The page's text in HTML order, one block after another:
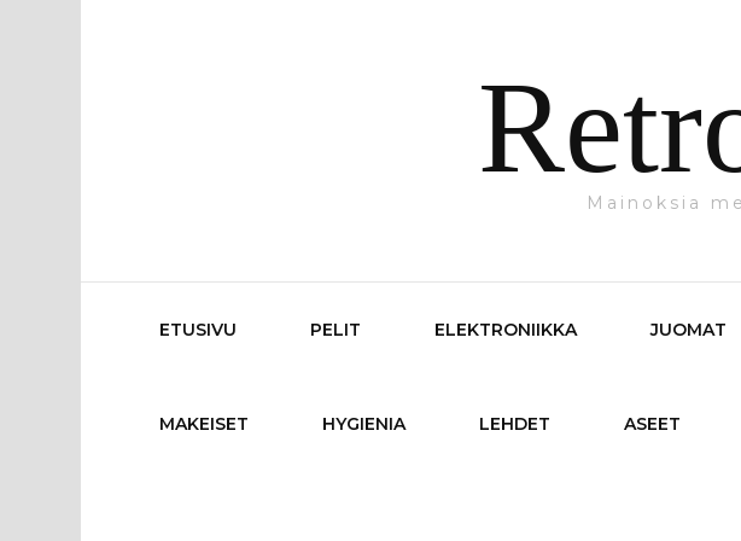
Mainoksia
ETUSIVU PELIT ELEKTRONIIKKA JUOMAT
MAKEISET HYGIENIA LEHDET ASEET